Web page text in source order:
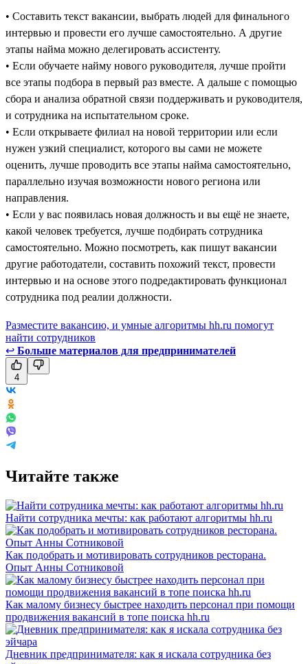
• Составить текст вакансии, выбрать людей для финального
интервью и провести его лучше самостоятельно. А другие
этапы найма можно делегировать ассистенту.
• Если обучаете найму нового руководителя, лучше пройти
все этапы подбора в первый раз вместе. А дальше с помощью
сбора и анализа обратной связи поддерживать и руководителя,
и сотрудника на испытательном сроке.
• Если открываете филиал на новой территории или если
нужен узкий специалист, которого вы сами не можете
оценить, лучше проводить все этапы найма самостоятельно,
параллельно изучая возможности нового региона или
направления.
• Если у вас появилась новая должность и вы ещё не знаете,
какой человек требуется, лучше подбирать сотрудника
самостоятельно. Можно посмотреть, как пишут вакансии
другие работодатели, составить похожий текст, провести
интервью и на основе этого подредактировать функционал
сотрудника под реалии должности.
Разместите вакансию, и умные алгоритмы hh.ru помогут
найти сотрудников
↩ Больше материалов для предпринимателей
4
Читайте также
Найти сотрудника мечты: как работают алгоритмы hh.ru
Как подобрать и мотивировать сотрудников ресторана.
Опыт Анны Сотниковой
Как малому бизнесу быстрее находить персонал при помощи
продвижения вакансий в топе поиска hh.ru
Дневник предпринимателя: как я искала сотрудника без